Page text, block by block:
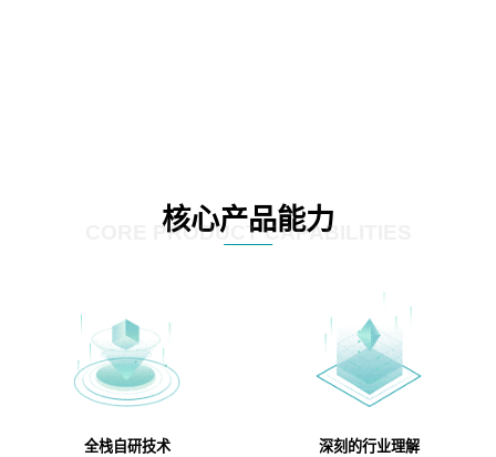
核心产品能力
CORE PRODUCT CAPABILITIES
全栈自研技术 深刻的行业理解